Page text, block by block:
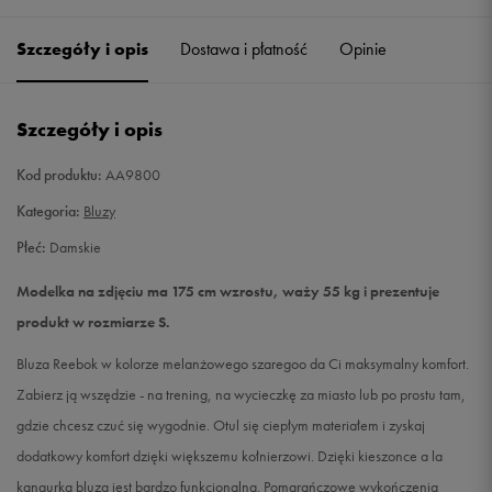
S Powiadom o dostępności
Szczegóły i opis Dostawa i płatność Opinie
Szczegóły i opis
Kod produktu: AA9800
Kategoria: Bluzy
Płeć: Damskie
Modelka na zdjęciu ma 175 cm wzrostu, waży 55 kg i prezentuje
produkt w rozmiarze S.
Bluza Reebok w kolorze melanżowego szaregoo da Ci maksymalny komfort.
Zabierz ją wszędzie - na trening, na wycieczkę za miasto lub po prostu tam,
gdzie chcesz czuć się wygodnie. Otul się ciepłym materiałem i zyskaj
dodatkowy komfort dzięki większemu kołnierzowi. Dzięki kieszonce a la
kangurka bluza jest bardzo funkcjonalna. Pomarańczowe wykończenia